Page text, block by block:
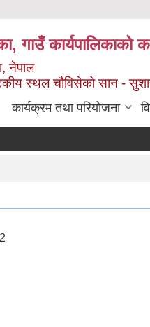
गाउँ कार्यपालिकाको
नेपाल
स्थल चौविसेको सान -
कार्यक्रम तथा परियोजना